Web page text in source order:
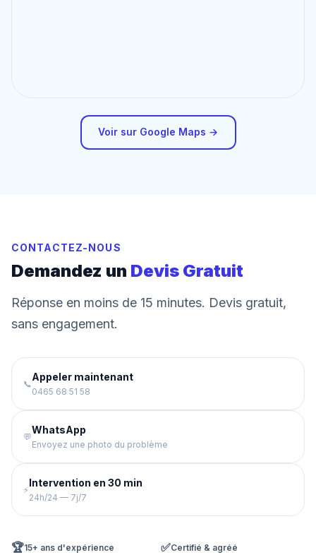
Voir sur Google Maps →
CONTACTEZ-NOUS
Demandez un Devis Gratuit
Réponse en moins de 15 minutes. Devis gratuit,
sans engagement.
📞
Appeler maintenant
0465 68 51 58
💬
WhatsApp
Envoyez une photo du problème
⚡
Intervention en 30 min
24h/24 — 7j/7
🏆15+ ans d'expérience ✅Certifié & agréé